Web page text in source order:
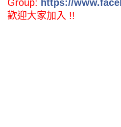
Group: https://
歡迎大家加入 !!